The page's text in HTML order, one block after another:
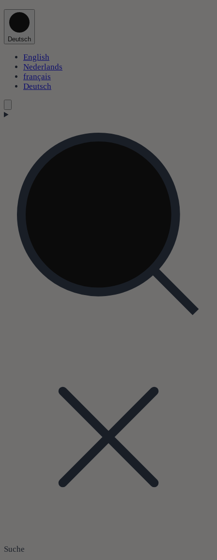
Deutsch
English
Nederlands
français
Deutsch
Suche